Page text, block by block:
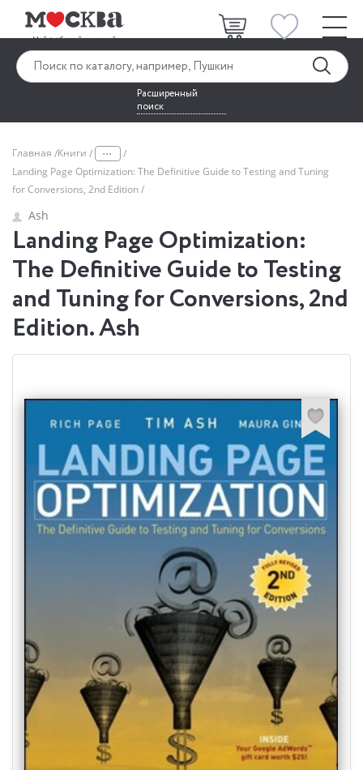
Расширенный
поиск
Главная Книги ...
Landing Page Optimization: The Definitive Guide to Testing and Tuning
for Conversions, 2nd Edition
Ash
Landing Page Optimization:
The Definitive Guide to Testing
and Tuning for Conversions, 2nd
Edition. Ash